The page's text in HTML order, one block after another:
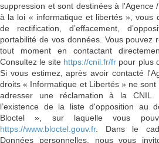
suppression et sont destinées à l'Agence
à la loi « informatique et libertés », vous
de rectification, d’effacement,
portabilité de vos données. Vous pouvez
tout moment en contactant
Consultez le site https://cnil.fr/fr pour plus
Si vous estimez, après avoir contacté
droits « Informatique et Libertés » ne
adresser une réclamation à la
l’existence de la liste d'opposition au
Bloctel », sur laquelle vous
https://www.bloctel.gouv.fr. Dans le
Données personnelles, nous vous